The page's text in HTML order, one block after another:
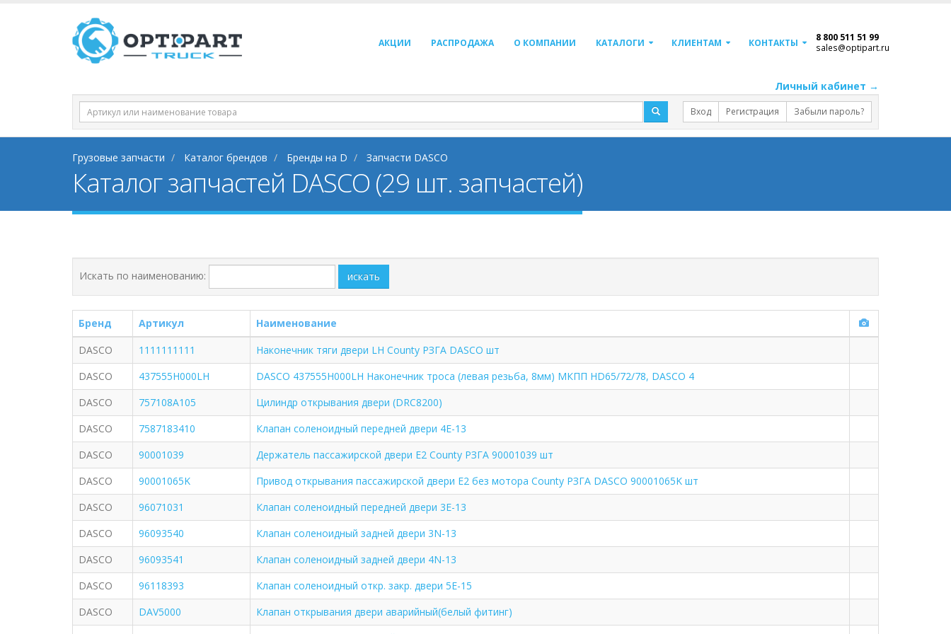
АКЦИИ РАСПРОДАЖА О КОМПАНИИ КАТАЛОГИ КЛИЕНТАМ КОНТАКТЫ 8 800 511 51 99
sales@optipart.ru
Личный кабинет →
Вход Регистрация Забыли пароль?
Грузовые запчасти Каталог брендов Бренды на D Запчасти DASCO
Каталог запчастей DASCO (29 шт. запчастей)
Искать по наименованию: искать
Бренд Артикул
Наименование
DASCO
1111111111
Наконечник тяги двери LH County РЗГА DASCO шт
DASCO
437555H000LH
DASCO 437555H000LH Наконечник троса (левая резьба, 8мм) МКПП HD65/72/78, DASCO 4
DASCO
757108A105
Цилиндр открывания двери (DRC8200)
DASCO
7587183410
Клапан соленоидный передней двери 4E-13
DASCO
90001039
Держатель пассажирской двери E2 County РЗГА 90001039 шт
DASCO
90001065K
Привод открывания пассажирской двери Е2 без мотора County РЗГА DASCO 90001065K шт
DASCO
96071031
Клапан соленоидный передней двери 3E-13
DASCO
96093540
Клапан соленоидный задней двери 3N-13
DASCO
96093541
Клапан соленоидный задней двери 4N-13
DASCO
96118393
Клапан соленоидный откр. закр. двери 5E-15
DASCO
DAV5000
Клапан открывания двери аварийный(белый фитинг)